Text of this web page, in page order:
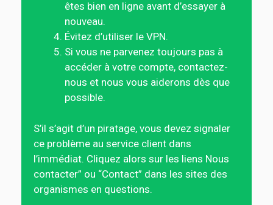
êtes bien en ligne avant d’essayer à
nouveau.
Évitez d’utiliser le VPN.
Si vous ne parvenez toujours pas à
accéder à votre compte, contactez-
nous et nous vous aiderons dès que
possible.
S’il s’agit d’un piratage, vous devez signaler
ce problème au service client dans
l’immédiat. Cliquez alors sur les liens Nous
contacter” ou “Contact” dans les sites des
organismes en questions.